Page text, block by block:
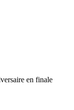
en finale